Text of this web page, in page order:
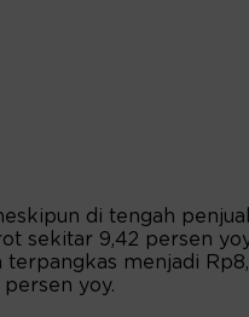
di tengah
sekitar 9,42 persen
terpangkas menjadi
yoy.